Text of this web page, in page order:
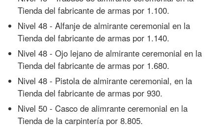
Tienda del fabricante de armas por 1.100.
Nivel 48 - Alfanje de almirante ceremonial en la
Tienda del fabricante de armas por 1.140.
Nivel 48 - Ojo lejano de almirante ceremonial en la
Tienda del fabricante de armas por 1.680.
Nivel 48 - Pistola de almirante ceremonial, en la
Tienda del fabricante de armas por 930.
Nivel 50 - Casco de alimrante ceremonial en la
Tienda de la carpintería por 8.805.